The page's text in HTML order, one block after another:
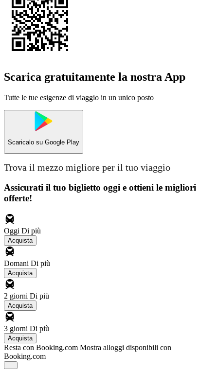
Scarica gratuitamente la nostra App
Tutte le tue esigenze di viaggio in un unico posto
Scaricalo su Google Play
Trova il mezzo migliore per il tuo viaggio
Assicurati il ​​tuo biglietto oggi e ottieni le migliori
offerte!
Oggi Di più
Acquista
Domani Di più
Acquista
2 giorni Di più
Acquista
3 giorni Di più
Acquista
Resta con Booking.com Mostra alloggi disponibili con
Booking.com